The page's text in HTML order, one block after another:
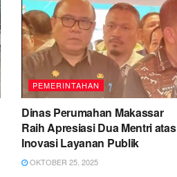
PEMERINTAHAN
Dinas Perumahan Makassar
Raih Apresiasi Dua Mentri atas
Inovasi Layanan Publik
OKTOBER 25, 2025